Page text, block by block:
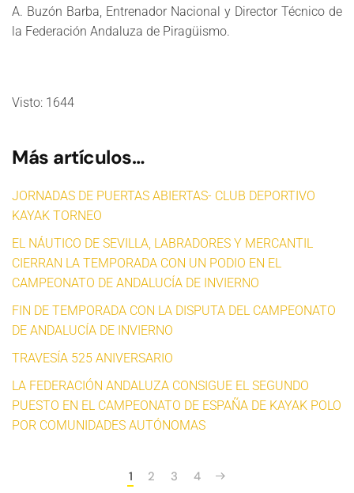
A. Buzón Barba, Entrenador Nacional y Director Técnico de
la Federación Andaluza de Piragüismo.
Visto: 1644
Más artículos…
JORNADAS DE PUERTAS ABIERTAS- CLUB DEPORTIVO
KAYAK TORNEO
EL NÁUTICO DE SEVILLA, LABRADORES Y MERCANTIL
CIERRAN LA TEMPORADA CON UN PODIO EN EL
CAMPEONATO DE ANDALUCÍA DE INVIERNO
FIN DE TEMPORADA CON LA DISPUTA DEL CAMPEONATO
DE ANDALUCÍA DE INVIERNO
TRAVESÍA 525 ANIVERSARIO
LA FEDERACIÓN ANDALUZA CONSIGUE EL SEGUNDO
PUESTO EN EL CAMPEONATO DE ESPAÑA DE KAYAK POLO
POR COMUNIDADES AUTÓNOMAS
1 2 3 4